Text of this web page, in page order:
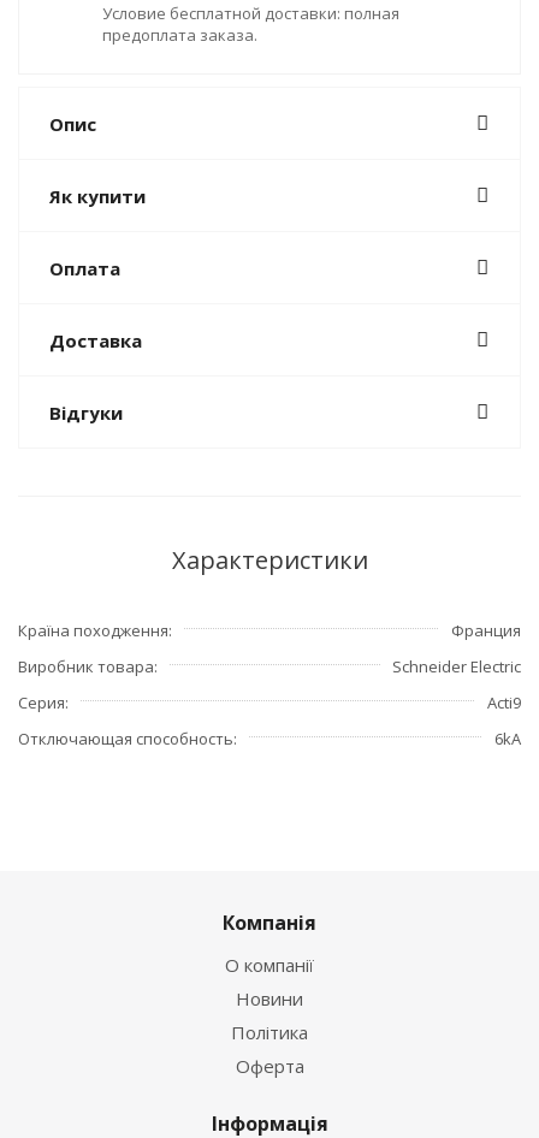
Условие бесплатной доставки: полная
предоплата заказа.
Опис
Як купити
Оплата
Доставка
Відгуки
Характеристики
Країна походження
Франция
Виробник товара
Schneider Electric
Серия
Acti9
Отключающая способность
6kA
Компанія
О компанії
Новини
Політика
Оферта
Інформація